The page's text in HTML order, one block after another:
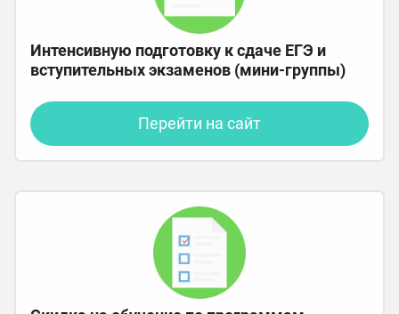
Интенсивную подготовку к сдаче ЕГЭ и
вступительных экзаменов (мини-группы)
Перейти на сайт